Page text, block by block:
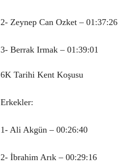
2- Zeynep Can Ozket – 01:37:26
3- Berrak Irmak – 01:39:01
6K Tarihi Kent Koşusu
Erkekler:
1- Ali Akgün – 00:26:40
2- İbrahim Arık – 00:29:16